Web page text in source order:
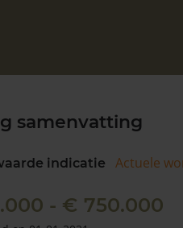
samenvatting
indicatie
Actuele
- € 750.000